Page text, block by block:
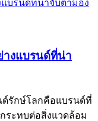
างแบรนด์ที่น่า
ด์รักษ์โลกคือแบรนด์ที่
ระทบต่อสิ่งแวดล้อม